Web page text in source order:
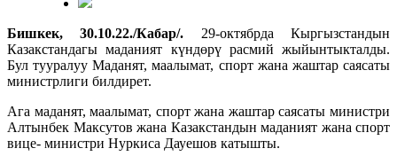
Бишкек, 30.10.22./Кабар/. 29-октябрда Кыргызстандын
Казакстандагы маданият күндөрү расмий жыйынтыкталды.
Бул тууралуу Маданят, маалымат, спорт жана жаштар саясаты
министрлиги билдирет.
Ага маданят, маалымат, спорт жана жаштар саясаты министри
Алтынбек Максутов жана Казакстандын маданият жана спорт
вице- министри Нуркиса Дауешов катышты.